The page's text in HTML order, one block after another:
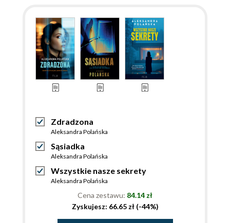
Zdradzona
Aleksandra Polańska
Sąsiadka
Aleksandra Polańska
Wszystkie nasze sekrety
Aleksandra Polańska
Cena zestawu: 84.14 zł
Zyskujesz: 66.65 zł (-44%)